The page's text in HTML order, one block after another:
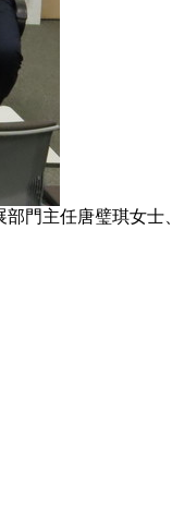
門主任唐璧琪女